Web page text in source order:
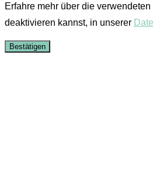
Erfahre mehr über die
deaktivieren kannst, in unserer
Bestätigen